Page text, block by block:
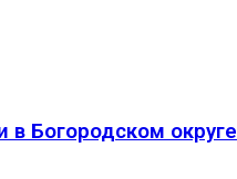
Богородском округе